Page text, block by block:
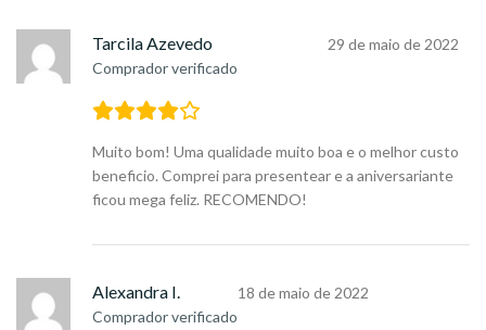
Tarcila Azevedo
Comprador verificado
29 de maio de 2022
Muito bom! Uma qualidade muito boa e o melhor custo
beneficio. Comprei para presentear e a aniversariante
ficou mega feliz. RECOMENDO!
Alexandra I.
Comprador verificado
18 de maio de 2022